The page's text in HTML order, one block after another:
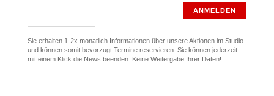
ANMELDEN
Sie erhalten 1-2x monatlich Informationen über unsere Aktionen im Studio
und können somit bevorzugt Termine reservieren. Sie können jederzeit
mit einem Klick die News beenden. Keine Weitergabe Ihrer Daten!